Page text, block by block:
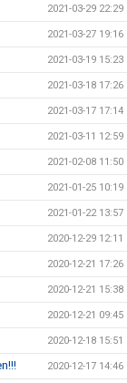
2021-03-29 22:29
2021-03-27 19:16
2021-03-19 15:23
2021-03-18 17:26
2021-03-17 17:14
2021-03-11 12:59
2021-02-08 11:50
2021-01-25 10:19
2021-01-22 13:57
2020-12-29 12:11
2020-12-21 17:26
2020-12-21 15:38
2020-12-21 09:45
2020-12-18 15:51
2020-12-17 14:46